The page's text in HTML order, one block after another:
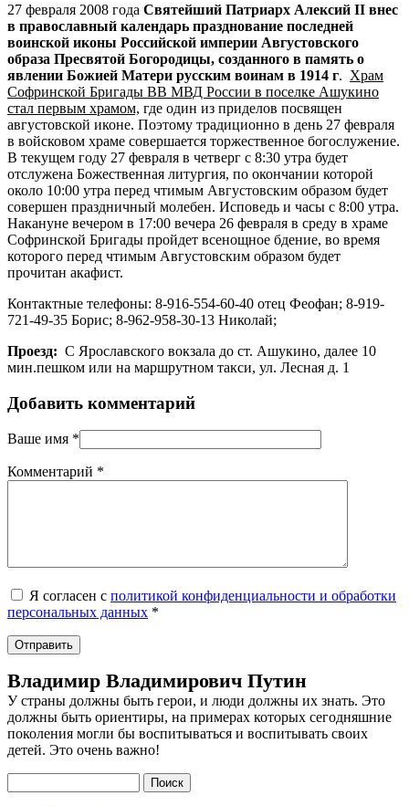
27 февраля 2008 года Святейший Патриарх Алексий II внес
в православный календарь празднование последней
воинской иконы Российской империи Августовского
образа Пресвятой Богородицы, созданного в память о
явлении Божией Матери русским воинам в 1914 г. Храм
Софринской Бригады ВВ МВД России в поселке Ашукино
стал первым храмом, где один из приделов посвящен
августовской иконе. Поэтому традиционно в день 27 февраля
в войсковом храме совершается торжественное богослужение.
В текущем году 27 февраля в четверг с 8:30 утра будет
отслужена Божественная литургия, по окончании которой
около 10:00 утра перед чтимым Августовским образом будет
совершен праздничный молебен. Исповедь и часы с 8:00 утра.
Накануне вечером в 17:00 вечера 26 февраля в среду в храме
Софринской Бригады пройдет всенощное бдение, во время
которого перед чтимым Августовским образом будет
прочитан акафист.
Контактные телефоны: 8-916-554-60-40 отец Феофан; 8-919-
721-49-35 Борис; 8-962-958-30-13 Николай;
Проезд: С Ярославского вокзала до ст. Ашукино, далее 10
мин.пешком или на маршрутном такси, ул. Лесная д. 1
Добавить комментарий
Ваше имя *
Комментарий *
Я согласен с политикой конфиденциальности и обработки
персональных данных *
Владимир Владимирович Путин
У страны должны быть герои, и люди должны их знать. Это
должны быть ориентиры, на примерах которых сегодняшние
поколения могли бы воспитываться и воспитывать своих
детей. Это очень важно!
Поиск